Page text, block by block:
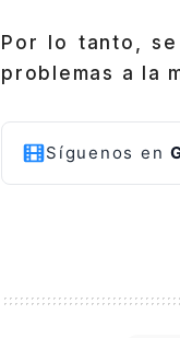
Por lo tanto,
problemas a la
Síguenos en